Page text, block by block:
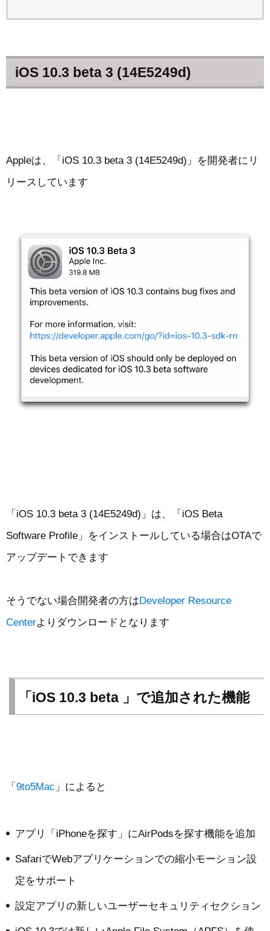
iOS 10.3 beta 3 (14E5249d)
Appleは、「iOS 10.3 beta 3 (14E5249d)」を開発者にリ
リースしています
「iOS 10.3 beta 3 (14E5249d)」は、「iOS Beta
Software Profile」をインストールしている場合はOTAで
アップデートできます
そうでない場合開発者の方は Developer Resource
Centerよりダウンロードとなります
「iOS 10.3 beta 」で追加された機能
「 9to5Mac 」によると
アプリ「iPhoneを探す」にAirPodsを探す機能を追加
SafariでWebアプリケーションでの縮小モーション設
定をサポート
設定アプリの新しいユーザーセキュリティセクション